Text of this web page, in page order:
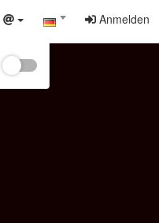
Anmelden